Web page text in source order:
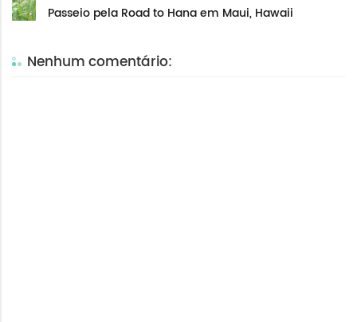
Passeio pela Road to Hana em Maui, Hawaii
Nenhum comentário: